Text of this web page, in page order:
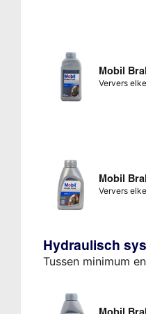
Mobil
Ververs
Mobil
Ververs
Hydraulisch
Tussen minimum